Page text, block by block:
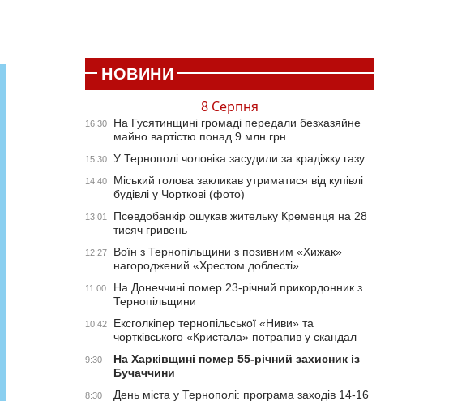
НОВИНИ
8 Серпня
16:30
На Гусятинщині громаді передали безхазяйне
майно вартістю понад 9 млн грн
15:30 У Тернополі чоловіка засудили за крадіжку газу
14:40
Міський голова закликав утриматися від купівлі
будівлі у Чорткові (фото)
13:01
Псевдобанкір ошукав жительку Кременця на 28
тисяч гривень
12:27
Воїн з Тернопільщини з позивним «Хижак»
нагороджений «Хрестом доблесті»
11:00
На Донеччині помер 23-річний прикордонник з
Тернопільщини
10:42
Ексголкіпер тернопільської «Ниви» та
чортківського «Кристала» потрапив у скандал
9:30
На Харківщині помер 55-річний захисник із
Бучаччини
8:30
День міста у Тернополі: програма заходів 14-16